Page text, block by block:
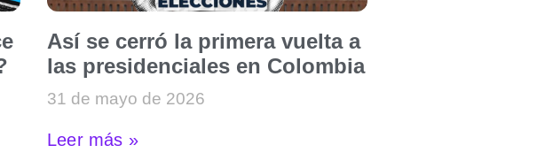
Así se cerró la primera vuelta a
las presidenciales en Colombia
31 de mayo de 2026
Leer más »